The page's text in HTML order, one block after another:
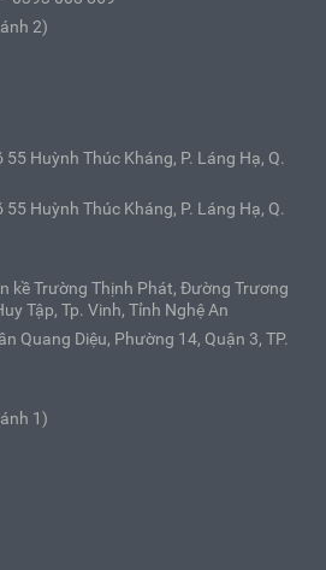
2)
Huỳnh Thúc Kháng, P. Láng Hạ, Q.
Huỳnh Thúc Kháng, P. Láng Hạ, Q.
kề Trường Thịnh Phát, Đường Trương
Tập, Tp. Vinh, Tỉnh Nghệ An
Quang Diệu, Phường 14, Quận 3, TP.
1)